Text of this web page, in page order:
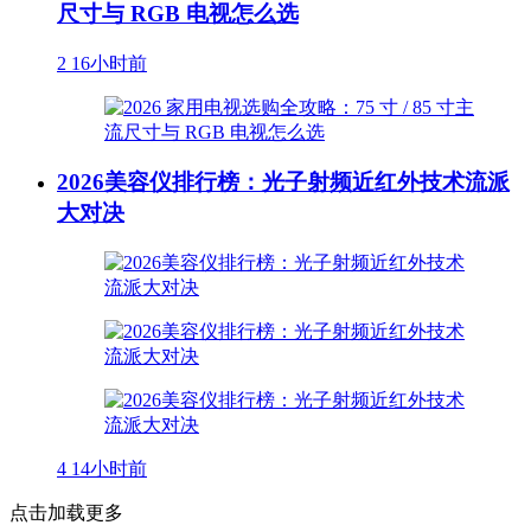
尺寸与 RGB 电视怎么选
2 16小时前
2026美容仪排行榜：光子射频近红外技术流派
大对决
4 14小时前
点击加载更多